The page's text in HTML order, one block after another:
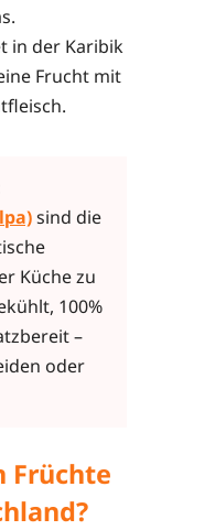
in der Karibik
Frucht mit
sind die
Küche zu
100%
–
oder
Früchte